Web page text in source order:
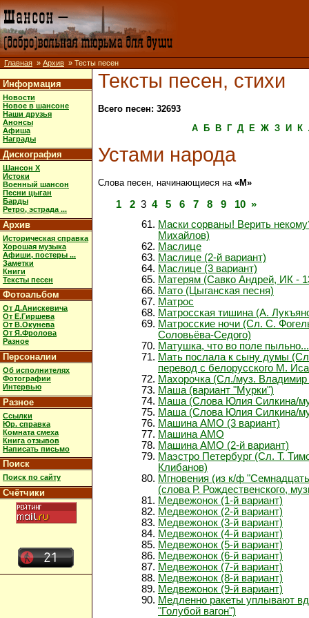
Главная » Архив » Тесты песен
Информация
Новости
Новое в шансоне
Наши друзья
Анонсы
Афиша
Награды
Дискография
Шансон X
Истоки
Военный шансон
Песни цыган
Барды
Ретро, эстрада ...
Архив
Историческая справка
Хорошая музыка
Афиши, постеры ...
Заметки
Книги
Тексты песен
Фотоальбом
От Д.Анискевича
От Е.Гиршева
От В.Окунева
От Я.Фролова
Разное
Персоналии
Об исполнителях
Фотографии
Интервью
Разное
Ссылки
Юр. справка
Комната смеха
Книга отзывов
Написать письмо
Поиск
Поиск по сайту
Счётчики
Тексты песен, стихи
Всего песен: 32693
А
Б В Г Д Е Ж З И К
Устами народа
Слова песен, начинающиеся на «М»
1 2 3 4 5 6 7 8 9 10 »
Маски сорваны! Верить
Михайлов)
Маслице
Маслице (2-й вариант)
Маслице (3 вариант)
Матерям (Савко Андрей, ИК -
Мато (Цыганская песня)
Матрос
Матросская тишина (А.
Матросские ночи (Сл. С.
Соловьёва-Седого)
Матушка, что во поле пыльно...
Мать послала к сыну думы
перевод с белорусского М.
Махорочка (Сл./муз. Владимир
Маша (вариант "Мурки")
Маша (Слова Юлия Силкина/
Маша (Слова Юлия Силкина/
Машина АМО (3 вариант)
Машина АМО
Машина АМО (2-й вариант)
Маэстро Петербург (Сл. Т.
Клибанов)
Мгновения (из к/ф
(слова Р. Рождественского,
Медвежонок (1-й вариант)
Медвежонок (2-й вариант)
Медвежонок (3-й вариант)
Медвежонок (4-й вариант)
Медвежонок (5-й вариант)
Медвежонок (6-й вариант)
Медвежонок (7-й вариант)
Медвежонок (8-й вариант)
Медвежонок (9-й вариант)
Медленно ракеты уплывают
"Голубой вагон")